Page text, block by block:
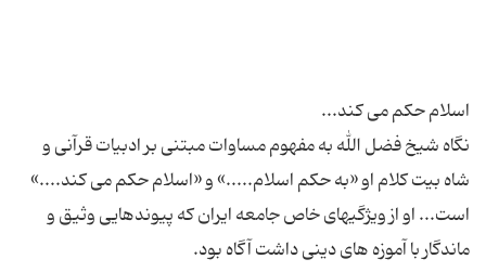
نگاه شیخ فضل الله به مفهوم مساوات مبتنی بر ادبیات قرآنی و
شاه بیت کلام او «به حکم اسلام.....» و «اسلام حکم می کند....»
است... او از ویژگیهای خاص جامعه ایران که پیوندهایی وثیق و